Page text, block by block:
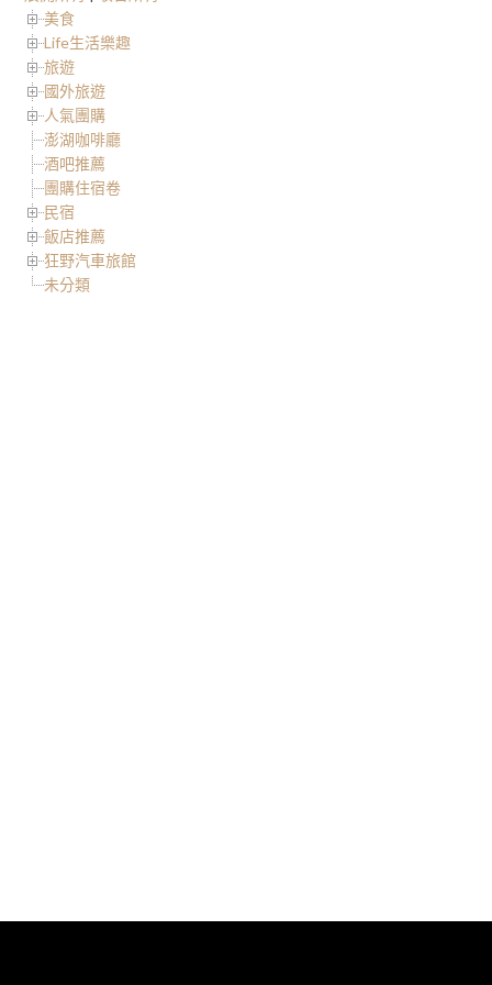
美食
Life生活樂趣
旅遊
國外旅遊
人氣團購
澎湖咖啡廳
酒吧推薦
團購住宿卷
民宿
飯店推薦
狂野汽車旅館
未分類